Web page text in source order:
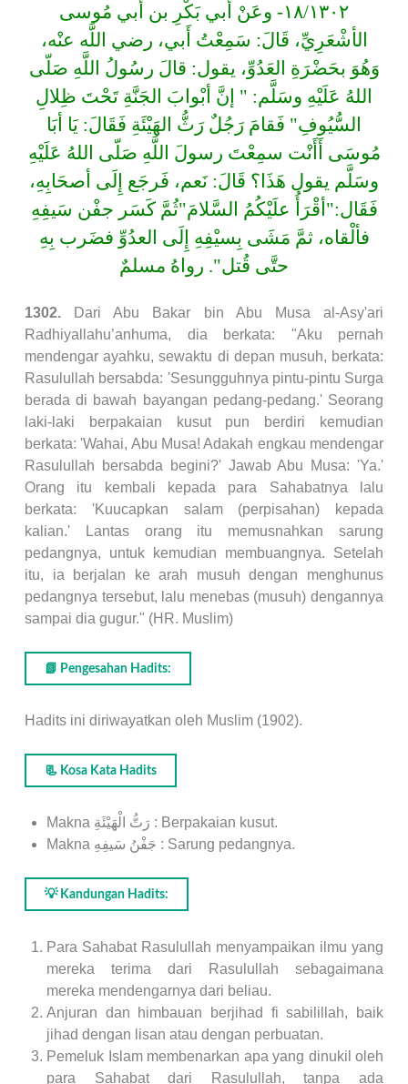
١٨/١٣٠٢- وعَنْ أَبي بَكْرِ بن أَبي مُوسى
الأشْعَرِيِّ، قَالَ: سَمِعْتُ أَبي، رضي اللَّه عنْه،
وَهُوَ بحَضْرَةِ العَدُوِّ، يقول: قالَ رسُولُ اللَّهِ صَلّى
اللهُ عَلَيْهِ وسَلَّم: " إنَّ أبْوابَ الجَنَّةِ تَحْتَ ظِلالِ
السُّيُوفِ" فَقامَ رَجُلٌ رَثُّ الهَيْئَةِ فَقَالَ: يَا أبَا
مُوسَى أَأَنْت سمِعْتَ رسولَ اللَّهِ صَلّى اللهُ عَلَيْهِ
وسَلَّم يقول هَذَا؟ قَالَ: نَعم، فَرجَع إِلَى أصحَابِهِ،
فَقَال:"أقْرَأُ علَيْكُمُ السَّلامَ"ثُمَّ كَسَر جفْن سَيفِهِ
فألْقاه، ثمَّ مَشَى بِسيْفِهِ إِلَى العدُوِّ فضَرب بِهِ
حتَّى قُتل". رواهُ مسلمٌ
1302. Dari Abu Bakar bin Abu Musa al-Asy'ari
Radhiyallahu’anhuma, dia berkata: "Aku pernah
mendengar ayahku, sewaktu di depan musuh, berkata:
Rasulullah bersabda: 'Sesungguhnya pintu-pintu Surga
berada di bawah bayangan pedang-pedang.' Seorang
laki-laki berpakaian kusut pun berdiri kemudian
berkata: 'Wahai, Abu Musa! Adakah engkau mendengar
Rasulullah bersabda begini?' Jawab Abu Musa: 'Ya.'
Orang itu kembali kepada para Sahabatnya lalu
berkata: 'Kuucapkan salam (perpisahan) kepada
kalian.' Lantas orang itu memusnahkan sarung
pedangnya, untuk kemudian membuangnya. Setelah
itu, ia berjalan ke arah musuh dengan menghunus
pedangnya tersebut, lalu menebas (musuh) dengannya
sampai dia gugur." (HR. Muslim)
📗 Pengesahan Hadits:
Hadits ini diriwayatkan oleh Muslim (1902).
📃 Kosa Kata Hadits
Makna رَتُّ الْهَيْئَةِ : Berpakaian kusut.
Makna جَفْنُ سَيفِهِ : Sarung pedangnya.
💡 Kandungan Hadits:
Para Sahabat Rasulullah menyampaikan ilmu yang
mereka terima dari Rasulullah sebagaimana
mereka mendengarnya dari beliau.
Anjuran dan himbauan berjihad fi sabilillah, baik
jihad dengan lisan atau dengan perbuatan.
Pemeluk Islam membenarkan apa yang dinukil oleh
para Sahabat dari Rasulullah, tanpa ada